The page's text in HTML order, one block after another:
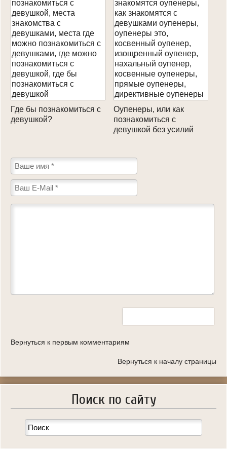
Где бы познакомиться с
девушкой?
Оупенеры, или как
познакомиться с
девушкой без усилий
Вернуться к первым комментариям
Вернуться к началу страницы
Поиск по сайту